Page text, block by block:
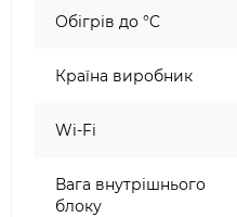
Обігрів до °C
Країна виробник
Wi-Fi
Вага внутрішнього
блоку